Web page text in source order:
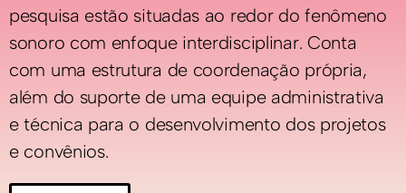
pesquisa estão situadas ao redor do fenômeno
sonoro com enfoque interdisciplinar. Conta
com uma estrutura de coordenação própria,
além do suporte de uma equipe administrativa
e técnica para o desenvolvimento dos projetos
e convênios.